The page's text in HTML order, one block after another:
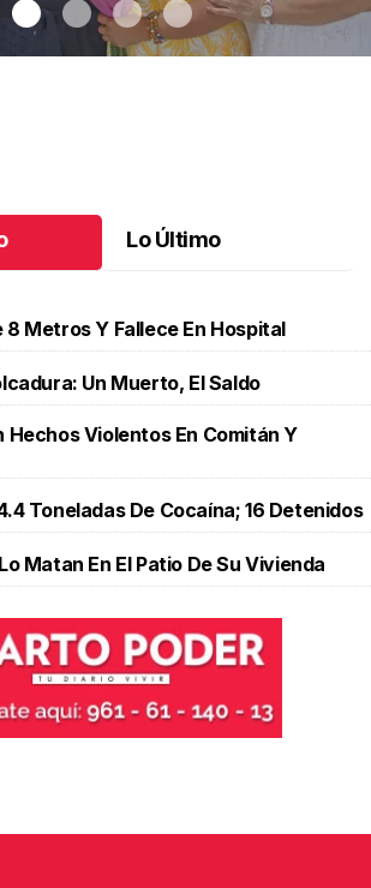
Lo Último
8 Metros Y Fallece En Hospital
Un Muerto, El Saldo
Hechos Violentos En Comitán Y
Toneladas De Cocaína; 16 Detenidos
Matan En El Patio De Su Vivienda